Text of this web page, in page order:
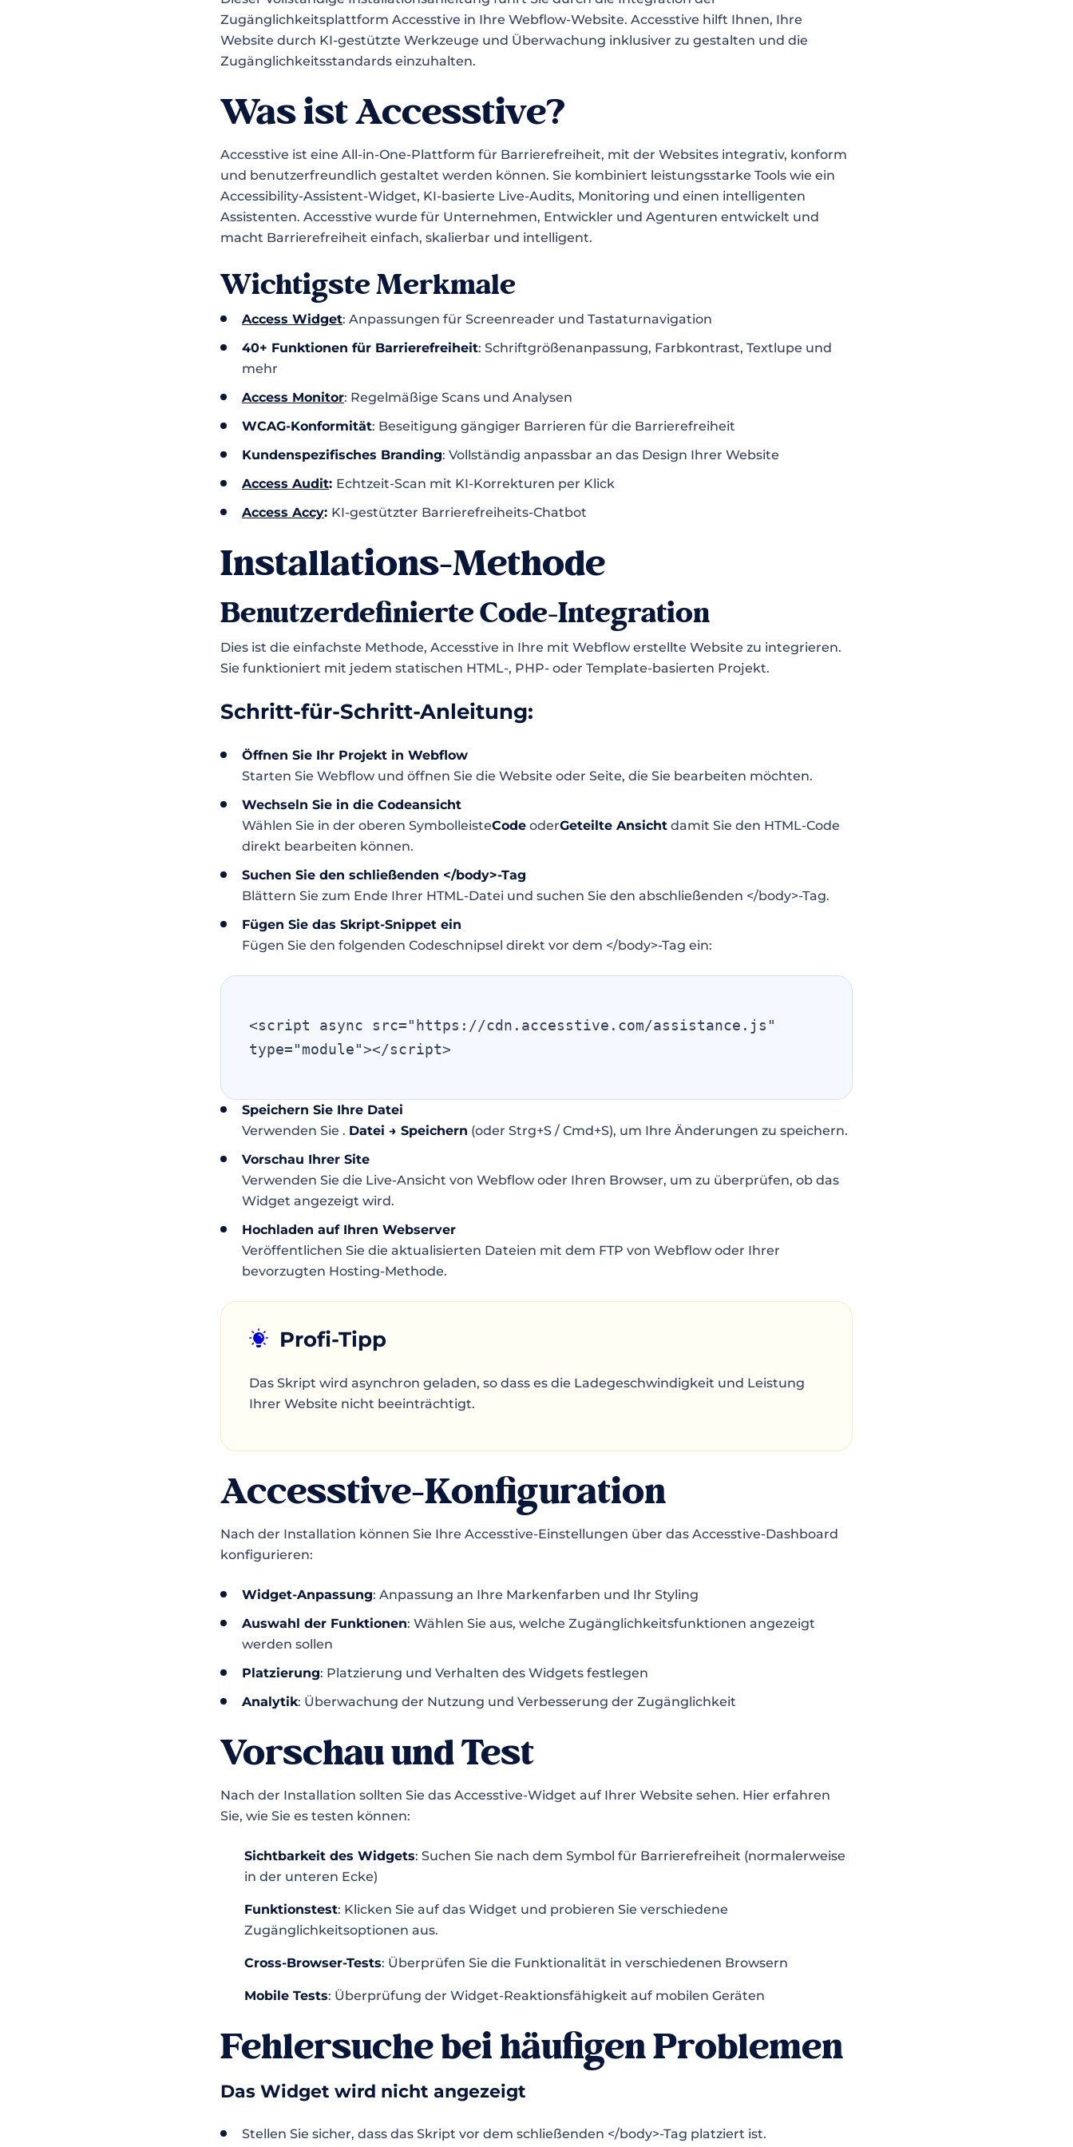
Zugänglichkeitsplattform Accesstive in Ihre Webflow-Website. Accesstive hilft Ihnen, Ihre
Website durch KI-gestützte Werkzeuge und Überwachung inklusiver zu gestalten und die
Zugänglichkeitsstandards einzuhalten.
Was ist Accesstive?
Accesstive ist eine All-in-One-Plattform für Barrierefreiheit, mit der Websites integrativ, konform
und benutzerfreundlich gestaltet werden können. Sie kombiniert leistungsstarke Tools wie ein
Accessibility-Assistent-Widget, KI-basierte Live-Audits, Monitoring und einen intelligenten
Assistenten. Accesstive wurde für Unternehmen, Entwickler und Agenturen entwickelt und
macht Barrierefreiheit einfach, skalierbar und intelligent.
Wichtigste Merkmale
Access Widget: Anpassungen für Screenreader und Tastaturnavigation
40+ Funktionen für Barrierefreiheit: Schriftgrößenanpassung, Farbkontrast, Textlupe und
mehr
Access Monitor: Regelmäßige Scans und Analysen
WCAG-Konformität: Beseitigung gängiger Barrieren für die Barrierefreiheit
Kundenspezifisches Branding: Vollständig anpassbar an das Design Ihrer Website
Access Audit: Echtzeit-Scan mit KI-Korrekturen per Klick
Access Accy: KI-gestützter Barrierefreiheits-Chatbot
Installations-Methode
Benutzerdefinierte Code-Integration
Dies ist die einfachste Methode, Accesstive in Ihre mit Webflow erstellte Website zu integrieren.
Sie funktioniert mit jedem statischen HTML-, PHP- oder Template-basierten Projekt.
Schritt-für-Schritt-Anleitung:
Öffnen Sie Ihr Projekt in Webflow
Starten Sie Webflow und öffnen Sie die Website oder Seite, die Sie bearbeiten möchten.
Wechseln Sie in die Codeansicht
Wählen Sie in der oberen SymbolleisteCode oderGeteilte Ansicht damit Sie den HTML-Code
direkt bearbeiten können.
Suchen Sie den schließenden </body>-Tag
Blättern Sie zum Ende Ihrer HTML-Datei und suchen Sie den abschließenden </body>-Tag.
Fügen Sie das Skript-Snippet ein
Fügen Sie den folgenden Codeschnipsel direkt vor dem </body>-Tag ein:
<script async src="https://cdn.accesstive.com/assistance.js"
type="module"></script>
Speichern Sie Ihre Datei
Verwenden Sie . Datei → Speichern (oder Strg+S / Cmd+S), um Ihre Änderungen zu speichern.
Vorschau Ihrer Site
Verwenden Sie die Live-Ansicht von Webflow oder Ihren Browser, um zu überprüfen, ob das
Widget angezeigt wird.
Hochladen auf Ihren Webserver
Veröffentlichen Sie die aktualisierten Dateien mit dem FTP von Webflow oder Ihrer
bevorzugten Hosting-Methode.
Profi-Tipp
Das Skript wird asynchron geladen, so dass es die Ladegeschwindigkeit und Leistung
Ihrer Website nicht beeinträchtigt.
Accesstive-Konfiguration
Nach der Installation können Sie Ihre Accesstive-Einstellungen über das Accesstive-Dashboard
konfigurieren:
Widget-Anpassung: Anpassung an Ihre Markenfarben und Ihr Styling
Auswahl der Funktionen: Wählen Sie aus, welche Zugänglichkeitsfunktionen angezeigt
werden sollen
Platzierung: Platzierung und Verhalten des Widgets festlegen
Analytik: Überwachung der Nutzung und Verbesserung der Zugänglichkeit
Vorschau und Test
Nach der Installation sollten Sie das Accesstive-Widget auf Ihrer Website sehen. Hier erfahren
Sie, wie Sie es testen können:
Sichtbarkeit des Widgets: Suchen Sie nach dem Symbol für Barrierefreiheit (normalerweise
in der unteren Ecke)
Funktionstest: Klicken Sie auf das Widget und probieren Sie verschiedene
Zugänglichkeitsoptionen aus.
Cross-Browser-Tests: Überprüfen Sie die Funktionalität in verschiedenen Browsern
Mobile Tests: Überprüfung der Widget-Reaktionsfähigkeit auf mobilen Geräten
Fehlersuche bei häufigen Problemen
Das Widget wird nicht angezeigt
Stellen Sie sicher, dass das Skript vor dem schließenden </body>-Tag platziert ist.